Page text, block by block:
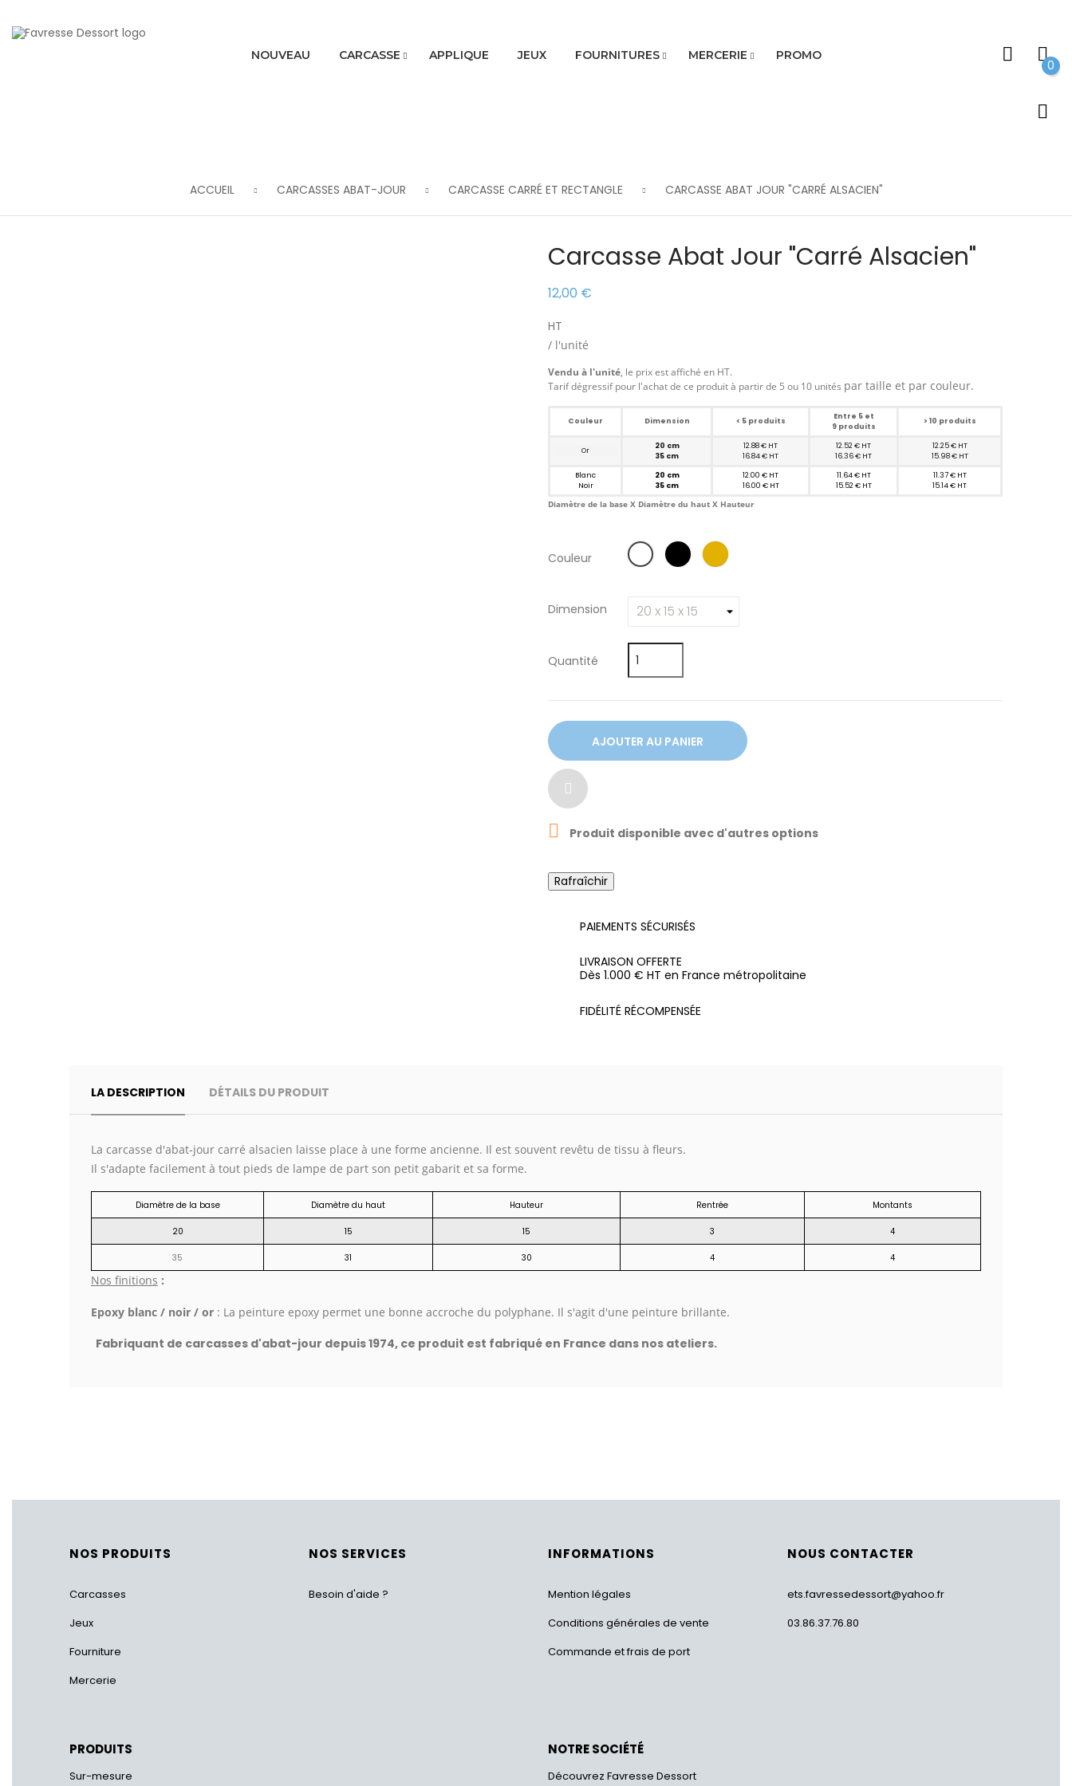
NOUVEAU CARCASSE APPLIQUE JEUX FOURNITURES MERCERIE PROMO
0
ACCUEIL CARCASSES ABAT-JOUR CARCASSE CARRÉ ET RECTANGLE CARCASSE ABAT JOUR "CARRÉ ALSACIEN"
Carcasse Abat Jour "Carré Alsacien"
12,00 €
HT
/ l'unité
Vendu à l'unité, le prix est affiché en HT.
Tarif dégressif pour l'achat de ce produit à partir de 5 ou 10 unités par taille et par couleur.
Couleur Dimension < 5 produits
Entre 5 et
9 produits
> 10 produits
Or
20 cm
35 cm
12.88 € HT
16.84 € HT
12.52 € HT
16.36 € HT
12.25 € HT
15.98 € HT
Blanc
Noir
20 cm
35 cm
12.00 € HT
16.00 € HT
11.64 € HT
15.52 € HT
11.37 € HT
15.14 € HT
Diamètre de la base X Diamètre du haut X Hauteur
Couleur
Dimension
Quantité
AJOUTER AU PANIER
 Produit disponible avec d'autres options
PAIEMENTS SÉCURISÉS
LIVRAISON OFFERTE
Dès 1.000 € HT en France métropolitaine
FIDÉLITÉ RÉCOMPENSÉE
LA DESCRIPTION DÉTAILS DU PRODUIT
La carcasse d'abat-jour carré alsacien laisse place à une forme ancienne. Il est souvent revêtu de tissu à fleurs.
Il s'adapte facilement à tout pieds de lampe de part son petit gabarit et sa forme.
Diamètre de la base Diamètre du haut Hauteur Rentrée Montants
20 15 15 3 4
35 31 30 4 4
Nos finitions :
Epoxy blanc / noir / or : La peinture epoxy permet une bonne accroche du polyphane. Il s'agit d'une peinture brillante.
Fabriquant de carcasses d'abat-jour depuis 1974, ce produit est fabriqué en France dans nos ateliers.
NOS PRODUITS
Carcasses
Jeux
Fourniture
Mercerie
NOS SERVICES
Besoin d'aide ?
INFORMATIONS
Mention légales
Conditions générales de vente
Commande et frais de port
NOUS CONTACTER
ets.favressedessort@yahoo.fr
03.86.37.76.80
PRODUITS
Sur-mesure
NOTRE SOCIÉTÉ
Découvrez Favresse Dessort